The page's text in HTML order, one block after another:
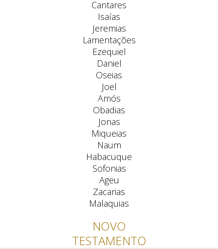
Cantares
Isaías
Jeremias
Lamentações
Ezequiel
Daniel
Oseias
Joel
Amós
Obadias
Jonas
Miqueias
Naum
Habacuque
Sofonias
Ageu
Zacarias
Malaquias
NOVO
TESTAMENTO